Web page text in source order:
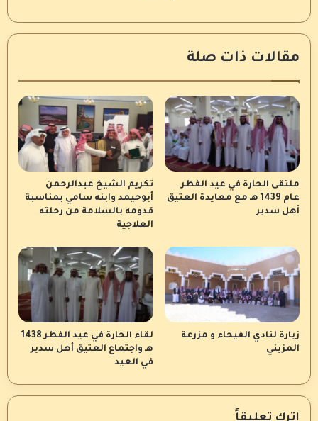
مقالات ذات صلة
ملتقى الحارة في عيد الفطر
عام 1439 هـ مع معايدة العتيق
أهل سدير
تكريم الشيخ عبدالرحمن
أبوحيمد وابنه سامي بمناسبة
قدومه بالسلامة من رحلته
العلاجية
زيارة لنادي الفيحاء و مزرعة
المزيني
لقاء الحارة في عيد الفطر 1438
هـ واجتماع العتيق أهل سدير
في العيد